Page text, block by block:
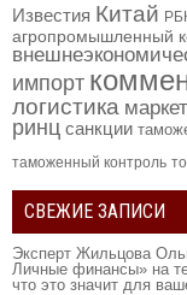
Известия Китай
агропромышленный
импорт
логистика
ринц санкции
таможенный контроль
СВЕЖИЕ ЗАПИСИ
Эксперт Жильцова
Личные финансы» на
что это значит для